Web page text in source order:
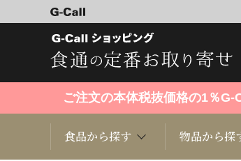
ご注文の本体税抜価格の1％
食品から探す 物品から探